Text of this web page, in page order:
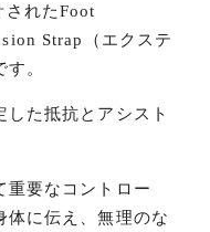
れたFoot
Strap（エクステ
。
た抵抗とアシスト
重要なコントロー
体に伝え、無理のな